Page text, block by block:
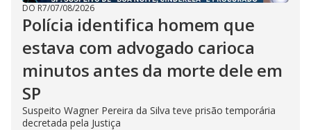
DO R7/07/08/2026
Polícia identifica homem que
estava com advogado carioca
minutos antes da morte dele em
SP
Suspeito Wagner Pereira da Silva teve prisão temporária
decretada pela Justiça